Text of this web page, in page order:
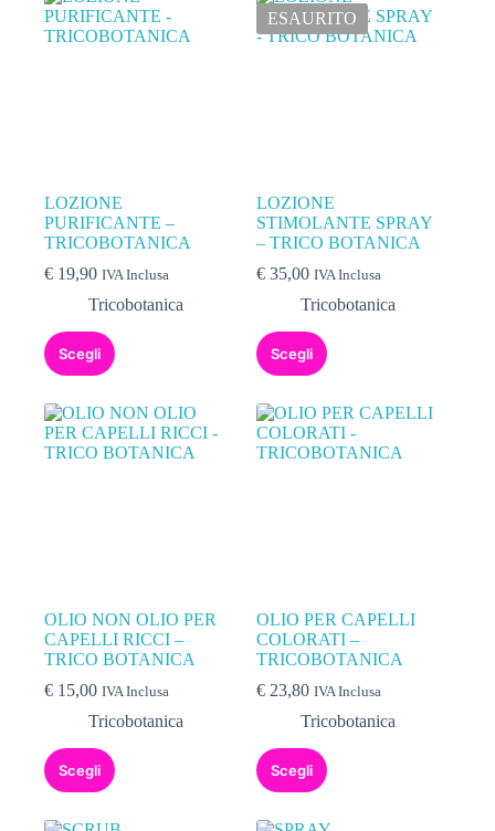
LOZIONE
PURIFICANTE –
TRICOBOTANICA
€ 19,90 IVA Inclusa
Tricobotanica
Scegli
ESAURITO
LOZIONE
STIMOLANTE SPRAY
– TRICO BOTANICA
€ 35,00 IVA Inclusa
Tricobotanica
Scegli
OLIO NON OLIO PER
CAPELLI RICCI –
TRICO BOTANICA
€ 15,00 IVA Inclusa
Tricobotanica
Scegli
OLIO PER CAPELLI
COLORATI –
TRICOBOTANICA
€ 23,80 IVA Inclusa
Tricobotanica
Scegli